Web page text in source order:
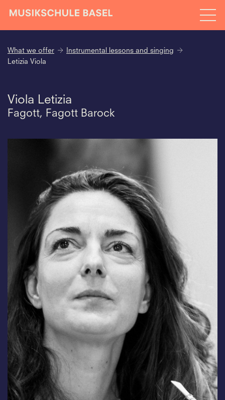
What we offer
Instrumental lessons and singing
Letizia Viola
Viola Letizia
Fagott, Fagott Barock